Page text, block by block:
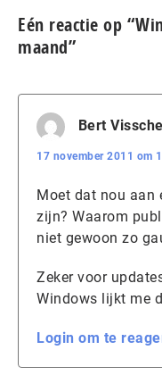
Eén reactie op
maand”
Bert
17 november 2011 om
Moet dat nou aan
zijn? Waarom
niet gewoon zo
Zeker voor
Windows lijkt me
Login om te